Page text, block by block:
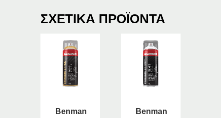
ΣΧΕΤΙΚΆ ΠΡΟΪΌΝΤΑ
Benman
Benman